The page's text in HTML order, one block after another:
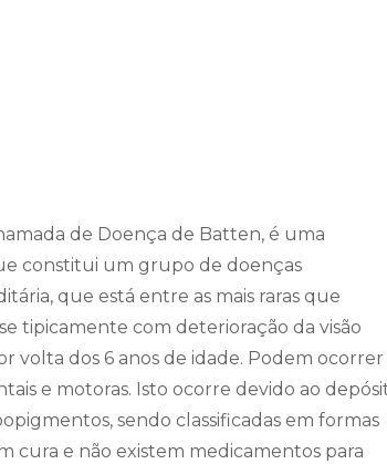
de Doença de Batten, é uma
constitui um grupo de doenças
que está entre as mais raras que
tipicamente com deterioração da visão
volta dos 6 anos de idade. Podem ocorrer
e motoras. Isto ocorre devido ao
sendo classificadas em formas
cura e não existem medicamentos para